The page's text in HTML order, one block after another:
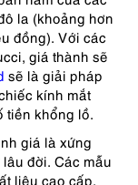
la (khoảng hơn
đồng). Với các
giá thành sẽ
sẽ là giải pháp
kính mắt
tiền khổng lồ.
giá là xứng
đời. Các mẫu
liệu cao cấp,